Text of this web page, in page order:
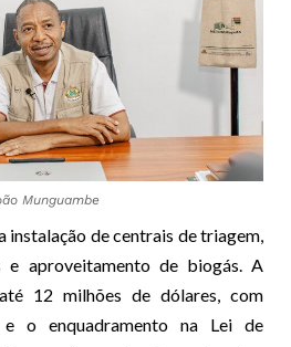
Munguambe
instalação de centrais de triagem,
e aproveitamento de biogás. A
12 milhões de dólares, com
e o enquadramento na Lei de